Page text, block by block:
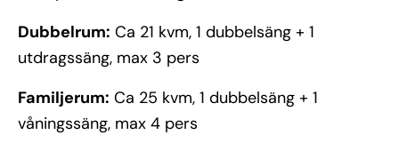
Dubbelrum: Ca 21 kvm, 1 dubbelsäng + 1
utdragssäng, max 3 pers
Familjerum: Ca 25 kvm, 1 dubbelsäng + 1
våningssäng, max 4 pers